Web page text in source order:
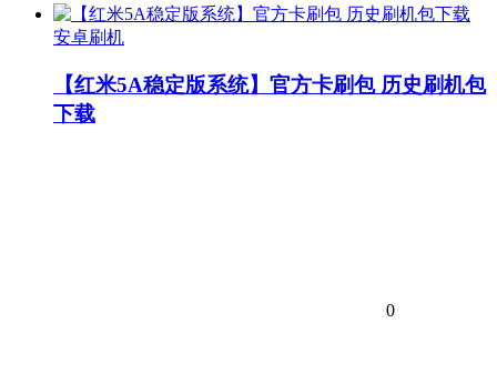
安卓刷机
【红米5A稳定版系统】官方卡刷包 历史刷机包
下载
0